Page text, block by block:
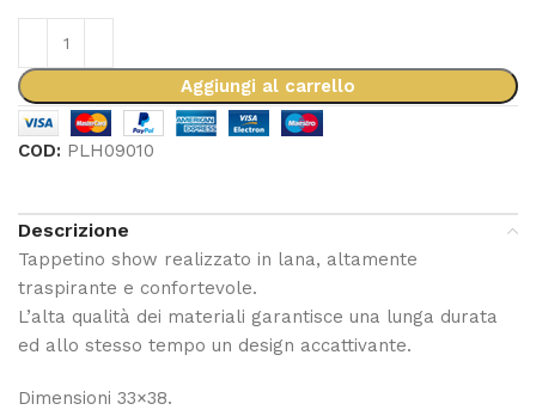
Aggiungi al carrello
COD: PLH09010
Descrizione
Tappetino show realizzato in lana, altamente
traspirante e confortevole.
L’alta qualità dei materiali garantisce una lunga durata
ed allo stesso tempo un design accattivante.
Dimensioni 33×38.